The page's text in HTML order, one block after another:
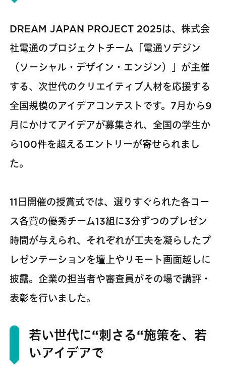
DREAM JAPAN PROJECT 2025は、株式会
社電通のプロジェクトチーム「電通ソデジン
（ソーシャル・デザイン・エンジン）」が主催
する、次世代のクリエイティブ人材を応援する
全国規模のアイデアコンテストです。7月から9
月にかけてアイデアが募集され、全国の学生か
ら100件を超えるエントリーが寄せられまし
た。
11日開催の授賞式では、選りすぐられた各コー
ス各賞の優秀チーム13組に3分ずつのプレゼン
時間が与えられ、それぞれが工夫を凝らしたプ
レゼンテーションを壇上やリモート画面越しに
披露。企業の担当者や審査員がその場で講評・
表彰を行いました。
若い世代に“刺さる“施策を、若
いアイデアで